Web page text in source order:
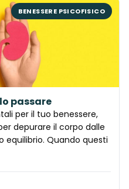
BENESSERE PSICOFISICO
passare
per il tuo benessere,
depurare il corpo dalle
equilibrio. Quando questi